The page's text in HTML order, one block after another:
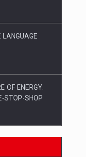
LANGUAGE
OF ENERGY:
STOP-SHOP
BUILT TO
FOR THE…